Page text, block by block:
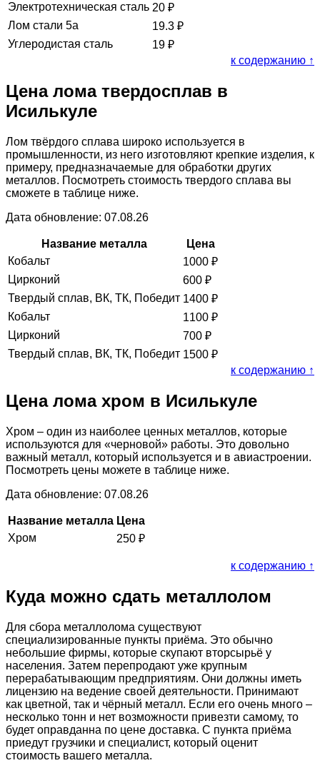
Электротехническая сталь 20 ₽
Лом стали 5а
19.3 ₽
Углеродистая сталь
19 ₽
к содержанию ↑
Цена лома твердосплав в
Исилькуле
Лом твёрдого сплава широко используется в
промышленности, из него изготовляют крепкие изделия, к
примеру, предназначаемые для обработки других
металлов. Посмотреть стоимость твердого сплава вы
сможете в таблице ниже.
Дата обновление: 07.08.26
Название металла
Цена
Кобальт
1000 ₽
Цирконий
600 ₽
Твердый сплав, ВК, ТК, Победит 1400 ₽
Кобальт
1100 ₽
Цирконий
700 ₽
Твердый сплав, ВК, ТК, Победит 1500 ₽
к содержанию ↑
Цена лома хром в Исилькуле
Хром – один из наиболее ценных металлов, которые
используются для «черновой» работы. Это довольно
важный металл, который используется и в авиастроении.
Посмотреть цены можете в таблице ниже.
Дата обновление: 07.08.26
Название металла Цена
Хром
250 ₽
к содержанию ↑
Куда можно сдать металлолом
Для сбора металлолома существуют
специализированные пункты приёма. Это обычно
небольшие фирмы, которые скупают вторсырьё у
населения. Затем перепродают уже крупным
перерабатывающим предприятиям. Они должны иметь
лицензию на ведение своей деятельности. Принимают
как цветной, так и чёрный металл. Если его очень много –
несколько тонн и нет возможности привезти самому, то
будет оправданна по цене доставка. С пункта приёма
приедут грузчики и специалист, который оценит
стоимость вашего металла.